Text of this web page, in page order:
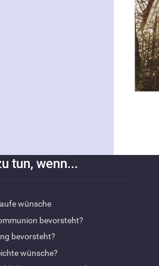
tun, wenn...
wünsche
bevorsteht?
bevorsteht?
wünsche?